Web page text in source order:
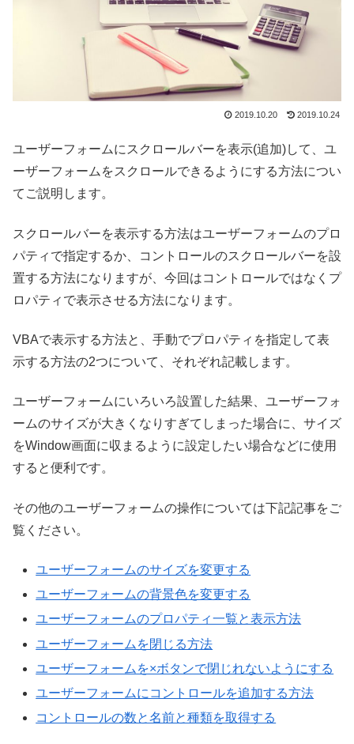
2019.10.24
2019.10.20
ユーザーフォームにスクロールバーを表示(追加)して、ユ
ーザーフォームをスクロールできるようにする方法につい
てご説明します。
スクロールバーを表示する方法はユーザーフォームのプロ
パティで指定するか、コントロールのスクロールバーを設
置する方法になりますが、今回はコントロールではなくプ
ロパティで表示させる方法になります。
VBAで表示する方法と、手動でプロパティを指定して表
示する方法の2つについて、それぞれ記載します。
ユーザーフォームにいろいろ設置した結果、ユーザーフォ
ームのサイズが大きくなりすぎてしまった場合に、サイズ
をWindow画面に収まるように設定したい場合などに使用
すると便利です。
その他のユーザーフォームの操作については下記記事をご
覧ください。
ユーザーフォームのサイズを変更する
ユーザーフォームの背景色を変更する
ユーザーフォームのプロパティ一覧と表示方法
ユーザーフォームを閉じる方法
ユーザーフォームを×ボタンで閉じれないようにする
ユーザーフォームにコントロールを追加する方法
コントロールの数と名前と種類を取得する